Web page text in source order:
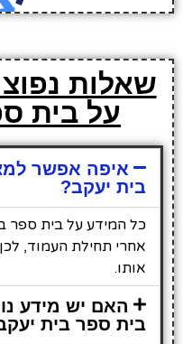
שאלות
על בית
איפה אפשר
בית יעקב?
כל המידע על בית ספר
אחרי תחילת העמוד,
אותו.
האם יש מידע
בית ספר בית